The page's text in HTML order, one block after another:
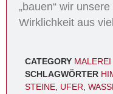
„bauen“ wir
Wirklichkeit aus
CATEGORY MALEREI
SCHLAGWÖRTER
STEINE UFER